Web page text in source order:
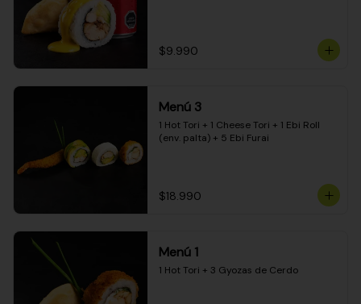
$9.990
Menú 3
1 Hot Tori + 1 Cheese Tori + 1 Ebi Roll
(env. palta) + 5 Ebi Furai
$18.990
Menú 1
1 Hot Tori + 3 Gyozas de Cerdo